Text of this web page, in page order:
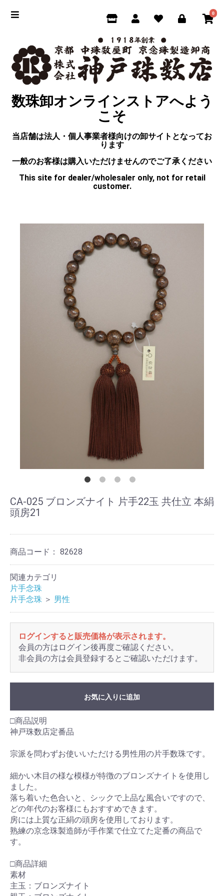
0
数珠卸オンラインストアへよう
こそ
当店舗は法人・個人事業者様向けの卸サイトとなってお
ります
一般のお客様は購入いただけませんのでご了承ください
This site for dealer/wholesaler only, not for retail
customer.
CA-025 ブロンズナイト 片手22玉 共仕立 本絹
頭房21
商品コード： 82628
関連カテゴリ
片手念珠
片手念珠 ＞ 男性
ログインすると販売価格が表示されます。
会員の方はログイン後再度ご確認ください。
非会員の方は会員登録するとご確認いただけます。
お気に入りに追加
□商品説明
神戸珠数店定番品
宗派を問わずお使いいただける男性用の片手数珠です。
細かい木目の様な模様が特徴のブロンズナイトを使用し
ました。
落ち着いた色合いと、シックで上品な風合いですので、
どの年代のお客様にもおすすめできます。
房には上質な正絹の頭房を使用しております。
熟練の京念珠製造師が手作業で仕立てた定番の商品で
す。
□商品詳細
素材
主玉：ブロンズナイト